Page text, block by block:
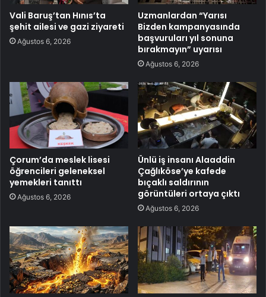
Vali Baruş’tan Hınıs’ta
şehit ailesi ve gazi ziyareti
Ağustos 6, 2026
Uzmanlardan “Yarısı
Bizden kampanyasında
başvuruları yıl sonuna
bırakmayın” uyarısı
Ağustos 6, 2026
Çorum’da meslek lisesi
öğrencileri geleneksel
yemekleri tanıttı
Ağustos 6, 2026
Ünlü iş insanı Alaaddin
Çağlıköse’ye kafede
bıçaklı saldırının
görüntüleri ortaya çıktı
Ağustos 6, 2026